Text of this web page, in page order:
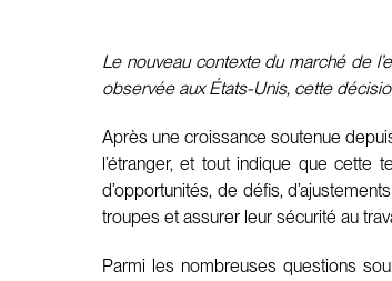
Le nouveau contexte du marché de
observée aux États-Unis, cette
Après une croissance soutenue
l’étranger, et tout indique que cette
d’opportunités, de défis,
troupes et assurer leur sécurité au
Parmi les nombreuses questions